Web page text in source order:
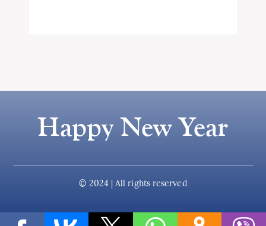
Happy New Year
© 2024 | All rights reserved